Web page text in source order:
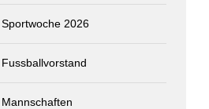
Sportwoche 2026
Fussballvorstand
Mannschaften